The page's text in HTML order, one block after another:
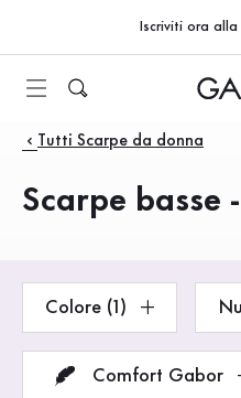
Vai al contenuto principale
Vai alla navigazione principale
Iscriviti ora alla
Prodotti
Tutti Scarpe da donna
Scarpe basse
Colore (1)
Comfort Gabor